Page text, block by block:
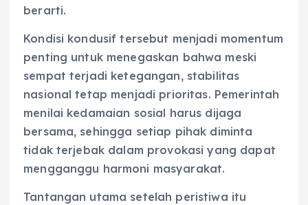
berarti.
Kondisi kondusif tersebut menjadi momentum
penting untuk menegaskan bahwa meski
sempat terjadi ketegangan, stabilitas
nasional tetap menjadi prioritas. Pemerintah
menilai kedamaian sosial harus dijaga
bersama, sehingga setiap pihak diminta
tidak terjebak dalam provokasi yang dapat
mengganggu harmoni masyarakat.
Tantangan utama setelah peristiwa itu